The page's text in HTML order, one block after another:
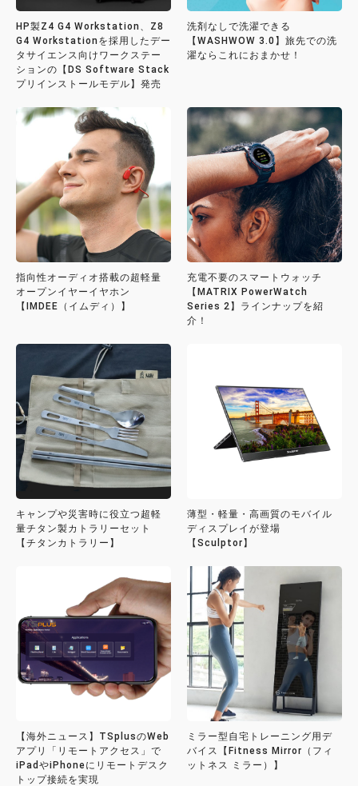
HP製Z4 G4 Workstation、Z8
G4 Workstationを採用したデー
タサイエンス向けワークステー
ションの【DS Software Stack
プリインストールモデル】発売
洗剤なしで洗濯できる
【WASHWOW 3.0】旅先での洗
濯ならこれにおまかせ！
指向性オーディオ搭載の超軽量
オープンイヤーイヤホン
【IMDEE（イムディ）】
充電不要のスマートウォッチ
【MATRIX PowerWatch
Series 2】ラインナップを紹
介！
キャンプや災害時に役立つ超軽
量チタン製カトラリーセット
【チタンカトラリー】
薄型・軽量・高画質のモバイル
ディスプレイが登場
【Sculptor】
【海外ニュース】TSplusのWeb
アプリ「リモートアクセス」で
iPadやiPhoneにリモートデスク
トップ接続を実現
ミラー型自宅トレーニング用デ
バイス【Fitness Mirror（フィ
ットネス ミラー）】